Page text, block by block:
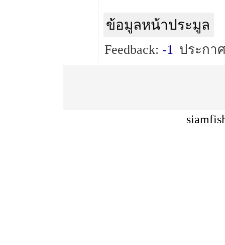
ข้อมูลหน้าประมูล
Feedback: -1 ประกา